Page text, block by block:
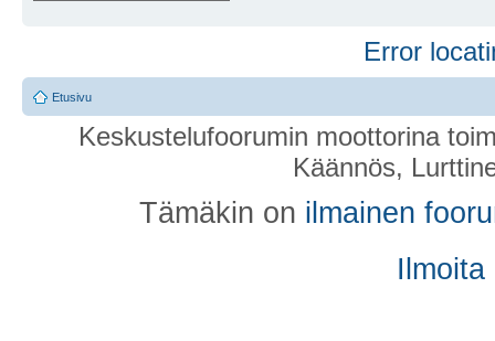
Error
Etusivu
Keskustelufoorumin moottorina
Käännös,
Tämäkin on ilmainen